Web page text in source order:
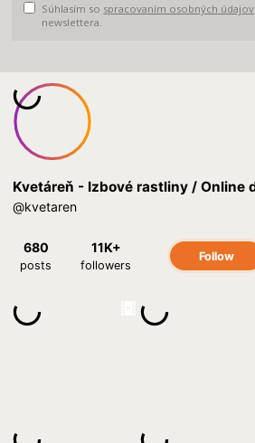
Súhlasím so spracovaním osobných údajov
newslettera.